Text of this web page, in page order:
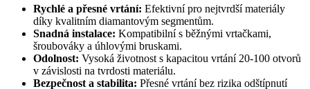
Rychlé a přesné vrtání: Efektivní pro nejtvrdší materiály
díky kvalitním diamantovým segmentům.
Snadná instalace: Kompatibilní s běžnými vrtačkami,
šroubováky a úhlovými bruskami.
Odolnost: Vysoká životnost s kapacitou vrtání 20-100 otvorů
v závislosti na tvrdosti materiálu.
Bezpečnost a stabilita: Přesné vrtání bez rizika odštípnutí